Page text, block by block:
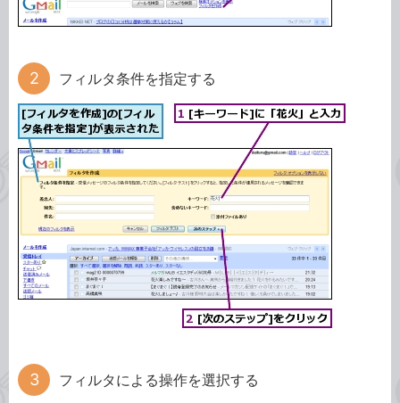
フィルタ条件を指定する
フィルタによる操作を選択する